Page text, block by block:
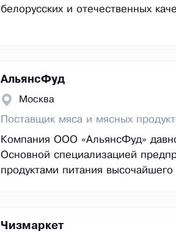
белорусских и отечественных
АльянсФуд
Москва
Поставщик мяса и мясных
Компания ООО «АльянсФуд»
Основной специализацией
продуктами питания высочайшего
Чизмаркет